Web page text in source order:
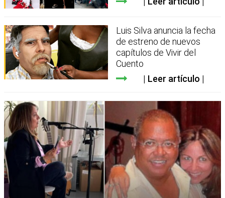
Luis Silva anuncia la fecha
de estreno de nuevos
capítulos de Vivir del
Cuento
Leer artículo